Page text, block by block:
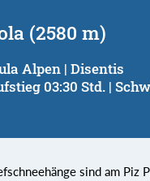
(2580 m)
Alpen | Disentis
03:30 Std. |
sind am Piz